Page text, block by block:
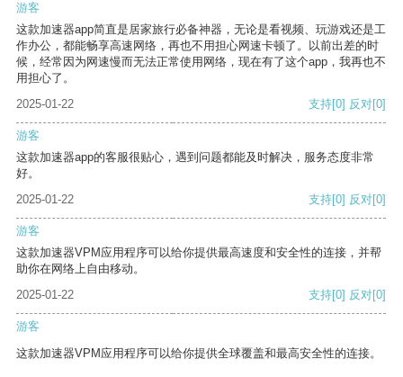
游客
这款加速器app简直是居家旅行必备神器，无论是看视频、玩游戏还是工
作办公，都能畅享高速网络，再也不用担心网速卡顿了。以前出差的时
候，经常因为网速慢而无法正常使用网络，现在有了这个app，我再也不
用担心了。
2025-01-22
支持[0] 反对[0]
游客
这款加速器app的客服很贴心，遇到问题都能及时解决，服务态度非常
好。
2025-01-22
支持[0] 反对[0]
游客
这款加速器VPM应用程序可以给你提供最高速度和安全性的连接，并帮
助你在网络上自由移动。
2025-01-22
支持[0] 反对[0]
游客
这款加速器VPM应用程序可以给你提供全球覆盖和最高安全性的连接。